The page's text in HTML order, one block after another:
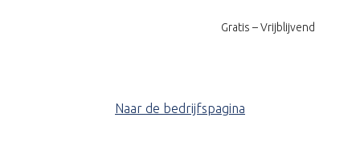
Gratis – Vrijblijvend
Naar de bedrijfspagina